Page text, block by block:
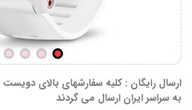
ارسال رایگان : کلیه سفارشهای بالای
به سراسر ایران ارسال می گردند